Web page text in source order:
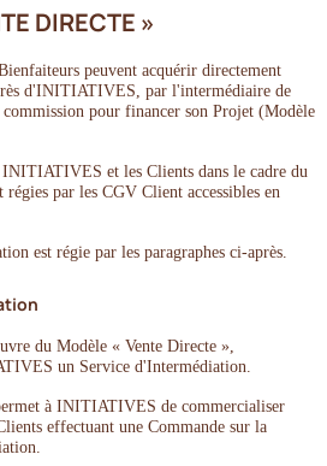
DIRECTE »
peuvent acquérir directement
d'INITIATIVES, par l'intermédiaire de
pour financer son Projet (Modèle
INITIATIVES et les Clients dans le cadre du
par les CGV Client accessibles en
est régie par les paragraphes ci-après.
du Modèle « Vente Directe »,
un Service d'Intermédiation.
à INITIATIVES de commercialiser
effectuant une Commande sur la